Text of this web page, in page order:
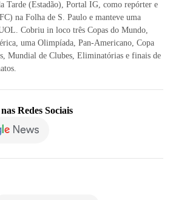
Tarde (Estadão), Portal IG, como repórter e
na Folha de S. Paulo e manteve uma
Cobriu in loco três Copas do Mundo,
uma Olimpíada, Pan-Americano, Copa
Mundial de Clubes, Eliminatórias e finais de
nas Redes Sociais